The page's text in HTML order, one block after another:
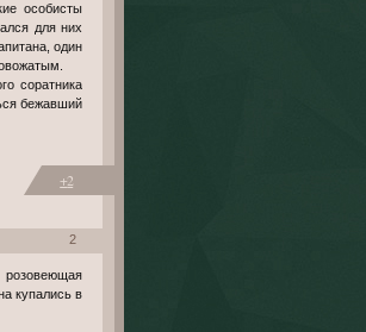
особисты
для них
один
соратника
бежавший
+2
2
купались в